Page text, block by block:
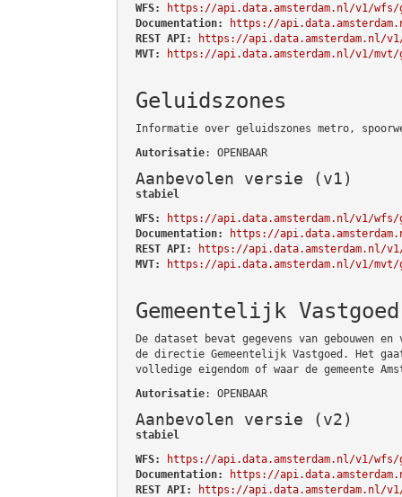
WFS:
https://api.data.amsterdam.nl/v1/wfs/
Documentation:
https://
REST API:
https://api.data.amsterdam.nl/
MVT:
https://api.data.amsterdam.nl/v1/mvt/
Geluidszones
Informatie over geluidszones metro,
Autorisatie: OPENBAAR
Aanbevolen versie (v1)
stabiel
WFS:
https://api.data.amsterdam.nl/v1/wfs/
Documentation:
https://
REST API:
https://api.data.amsterdam.nl/
MVT:
https://api.data.amsterdam.nl/v1/mvt/
Gemeentelijk Vastgoed
De dataset bevat gegevens van gebouwen
de directie Gemeentelijk Vastgoed. Het
volledige eigendom of waar de gemeente
Autorisatie: OPENBAAR
Aanbevolen versie (v2)
stabiel
WFS:
https://api.data.amsterdam.nl/v1/wfs/
Documentation:
https://
REST API:
https://api.data.amsterdam.nl/